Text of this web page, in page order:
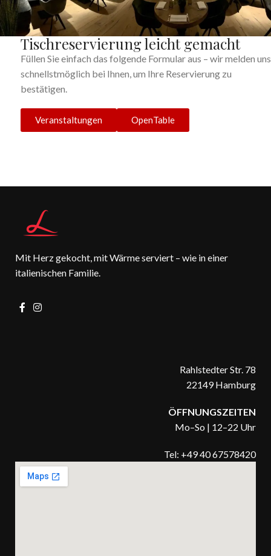
Tischreservierung leicht gemacht
Füllen Sie einfach das folgende Formular aus – wir melden uns
schnellstmöglich bei Ihnen, um Ihre Reservierung zu
bestätigen.
Veranstaltungen OpenTable
Mit Herz gekocht, mit Wärme serviert – wie in einer
italienischen Familie.
Rahlstedter Str. 78
22149 Hamburg
ÖFFNUNGSZEITEN
Mo–So | 12–22 Uhr
Tel: +49 40 67578420